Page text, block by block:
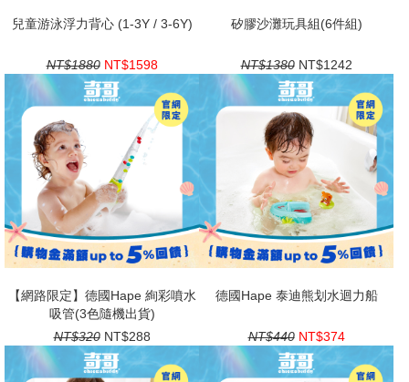
兒童游泳浮力背心 (1-3Y / 3-6Y)
NT$1880 NT$1598
矽膠沙灘玩具組(6件組)
NT$1380 NT$1242
【網路限定】德國Hape 絢彩噴水
吸管(3色隨機出貨)
NT$320 NT$288
德國Hape 泰迪熊划水迴力船
NT$440 NT$374